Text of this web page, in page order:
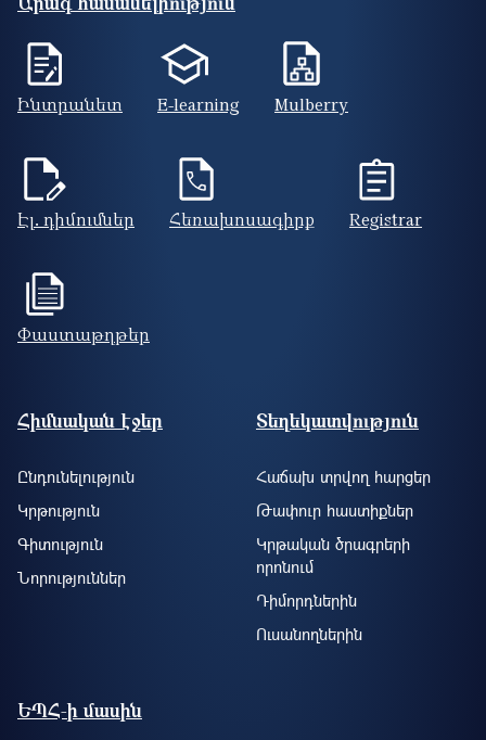
Ինտրանետ E-learning Mulberry
Էլ. դիմումներ Հեռախոսագիրք Registrar
Փաստաթղթեր
Footer site information
Հիմնական էջեր
Ընդունելություն
Կրթություն
Գիտություն
Նորություններ
Տեղեկատվություն
Հաճախ տրվող հարցեր
Թափուր հաստիքներ
Կրթական ծրագրերի
որոնում
Դիմորդներին
Ուսանողներին
ԵՊՀ-ի մասին